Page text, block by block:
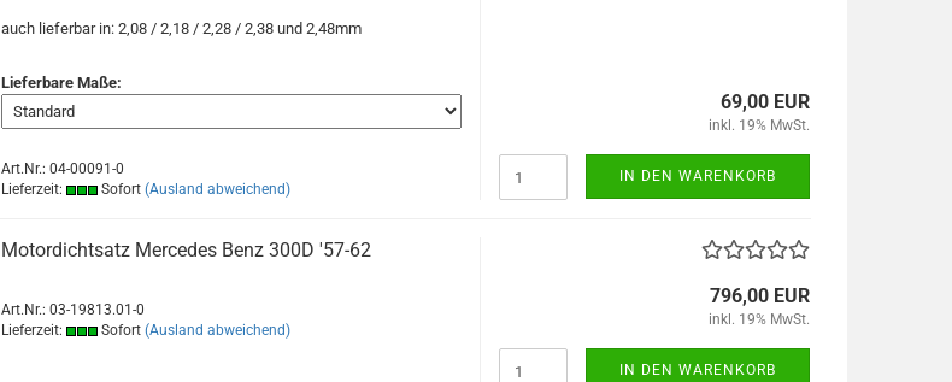
auch lieferbar in: 2,08 / 2,18 / 2,28 / 2,38 und 2,48mm
Lieferbare Maße:
Art.Nr.: 04-00091-0
Lieferzeit:
Sofort (Ausland abweichend)
69,00 EUR
inkl. 19% MwSt.
IN DEN WARENKORB
Motordichtsatz Mercedes Benz 300D '57-62
Art.Nr.: 03-19813.01-0
Lieferzeit:
Sofort (Ausland abweichend)
796,00 EUR
inkl. 19% MwSt.
IN DEN WARENKORB